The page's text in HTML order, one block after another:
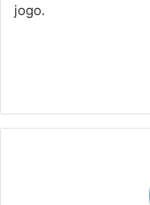
jogo.